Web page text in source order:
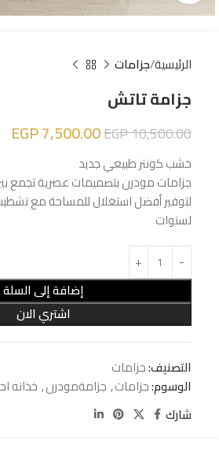
الرئيسية جزامات
جزامة تاتش
EGP10,500.00
EGP7,500.00
خشب كونتر طبيعي جديد
جزامات مودرن بتصميمات عصرية تجمع بين
لتوفير أفضل استغلال للمساحة مع
لسنوات
إضافة إلى السلة
اشتري الان
التصنيف:جزامات
الوسوم:جزامات, جزامةمودرن, خذانه
شارك